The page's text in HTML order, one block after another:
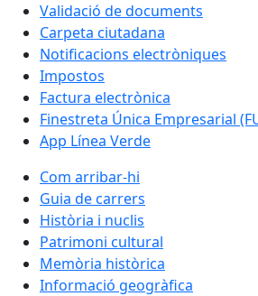
Validació de documents
Carpeta ciutadana
Notificacions electròniques
Impostos
Factura electrònica
Finestreta Única Empresarial
App Línea Verde
Com arribar-hi
Guia de carrers
Història i nuclis
Patrimoni cultural
Memòria històrica
Informació geogràfica